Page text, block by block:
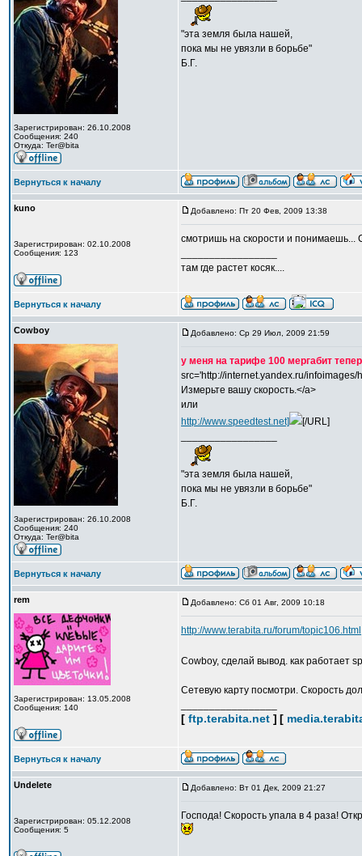
Зарегистрирован: 26.10.2008
Сообщения: 240
Откуда: Ter@bita
"эта земля была нашей,
пока мы не увязли в борьбе"
Б.Г.
Вернуться к началу
kuno
Зарегистрирован: 02.10.2008
Сообщения: 123
Добавлено: Пт 20 Фев, 2009 13:38
смотришь на скорости и
там где растет косяк....
Вернуться к началу
Cowboy
Зарегистрирован: 26.10.2008
Сообщения: 240
Откуда: Ter@bita
Добавлено: Ср 29 Июл, 2009 21:59
у меня на тарифе 100 мергабит
src='http://internet.yandex.ru/
Измерьте вашу скорость.</a>
или
http://www.speedtest.net]
[/URL]
"эта земля была нашей,
пока мы не увязли в борьбе"
Б.Г.
Вернуться к началу
rem
Зарегистрирован: 13.05.2008
Сообщения: 140
Добавлено: Сб 01 Авг, 2009 10:18
http://www.terabita.ru/forum/topic106.html
Cowboy, сделай вывод. как работает
Сетевую карту посмотри. Скорость
[ ftp.terabita.net ] [
Вернуться к началу
Undelete
Зарегистрирован: 05.12.2008
Сообщения: 5
Добавлено: Вт 01 Дек, 2009 21:27
Господа! Скорость упала в 4 раза!